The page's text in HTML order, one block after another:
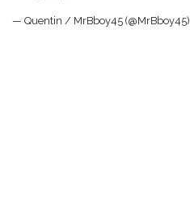
— Quentin / MrBboy45 (@MrBboy45)